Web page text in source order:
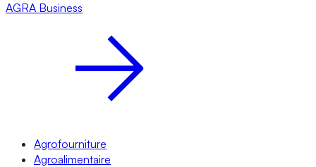
AGRA Business
Agrofourniture
Agroalimentaire